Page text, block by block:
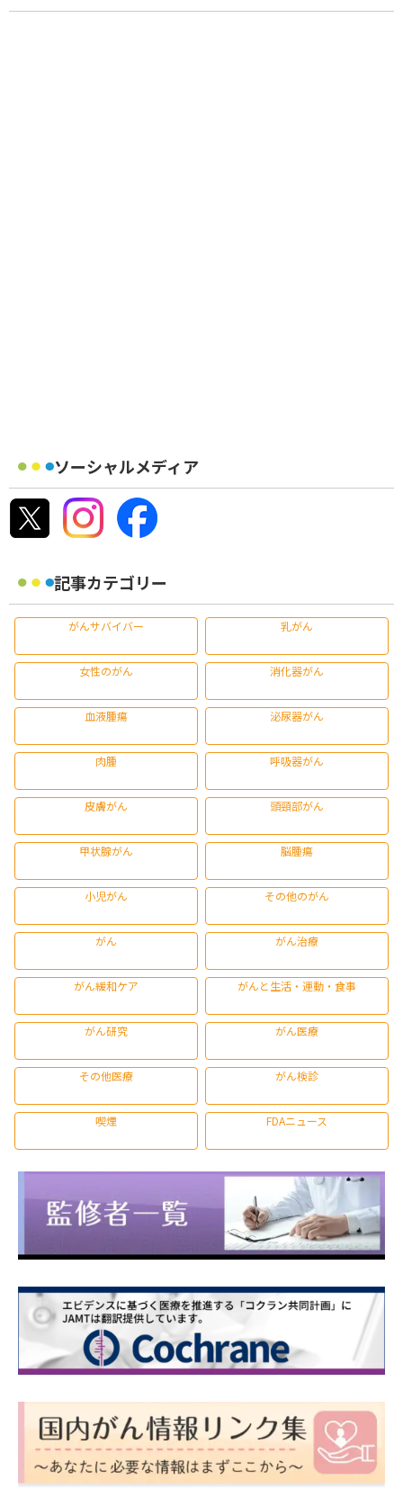
ソーシャルメディア
記事カテゴリー
がんサバイバー 乳がん
女性のがん 消化器がん
血液腫瘍 泌尿器がん
肉腫 呼吸器がん
皮膚がん 頭頸部がん
甲状腺がん 脳腫瘍
小児がん その他のがん
がん がん治療
がん緩和ケア がんと生活・運動・食事
がん研究 がん医療
その他医療 がん検診
喫煙 FDAニュース